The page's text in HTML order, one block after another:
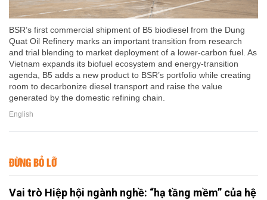
BSR’s first commercial shipment of B5 biodiesel from the Dung
Quat Oil Refinery marks an important transition from research
and trial blending to market deployment of a lower-carbon fuel. As
Vietnam expands its biofuel ecosystem and energy-transition
agenda, B5 adds a new product to BSR’s portfolio while creating
room to decarbonize diesel transport and raise the value
generated by the domestic refining chain.
English
ĐỪNG BỎ LỠ
Vai trò Hiệp hội ngành nghề: “hạ tầng mềm” của hệ